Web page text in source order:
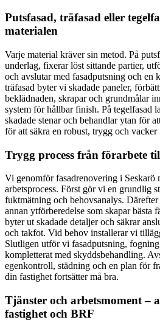
Putsfasad, träfasad eller
materialen
Varje material kräver sin metod. På
underlag, fixerar löst sittande partier,
och avslutar med fasadputsning och en
träfasad byter vi skadade paneler,
beklädnaden, skrapar och grundmålar
system för hållbar finish. På tegelfasad
skadade stenar och behandlar ytan för
för att säkra en robust, trygg och vacker
Trygg process från förarbete
Vi genomför fasadrenovering i Seskarö
arbetsprocess. Först gör vi en grundlig
fuktmätning och behovsanalys.
annan ytförberedelse som skapar bästa
byter ut skadade detaljer och säkrar
och takfot. Vid behov installerar vi
Slutligen utför vi fasadputsning,
kompletterat med skyddsbehandling.
egenkontroll, städning och en plan för
din fastighet fortsätter må bra.
Tjänster och arbetsmoment –
fastighet och BRF